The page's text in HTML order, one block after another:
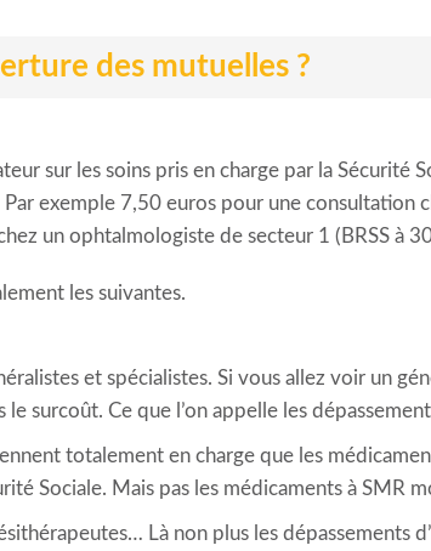
des mutuelles ?
sur les soins pris en charge par la Sécurité
exemple 7,50 euros pour une consultation
un ophtalmologiste de secteur 1 (BRSS à
les suivantes.
et spécialistes. Si vous allez voir un
surcoût. Ce que l’on appelle les
totalement en charge que les
Sociale. Mais pas les médicaments à SMR
Là non plus les dépassements